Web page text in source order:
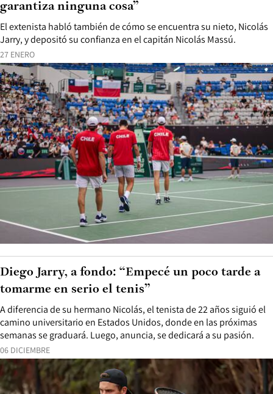
27 ENERO
El extenista habló también de cómo se encuentra su nieto, Nicolás
Jarry, y depositó su confianza en el capitán Nicolás Massú.
garantiza ninguna cosa”
06 DICIEMBRE
A diferencia de su hermano Nicolás, el tenista de 22 años siguió el
camino universitario en Estados Unidos, donde en las próximas
semanas se graduará. Luego, anuncia, se dedicará a su pasión.
Diego Jarry, a fondo: “Empecé un poco tarde a
tomarme en serio el tenis”